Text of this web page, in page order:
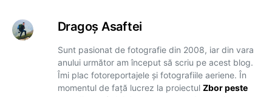
Dragoş Asaftei
Sunt pasionat de fotografie din 2008, iar din vara
anului următor am început să scriu pe acest blog.
Îmi plac fotoreportajele și fotografiile aeriene. În
momentul de față lucrez la proiectul Zbor peste